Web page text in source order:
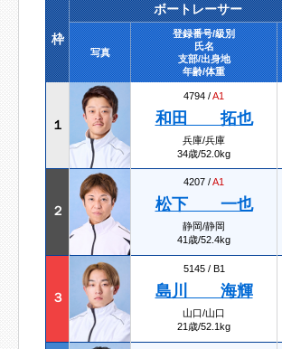
枠
ボートレーサー
写真
登録番号/級別
氏名
支部/出身地
年齢/体重
１
4794 /A1
和田 拓也
兵庫/兵庫
34歳/52.0kg
２
4207 /A1
松下 一也
静岡/静岡
41歳/52.4kg
３
5145 / B1
島川 海輝
山口/山口
21歳/52.1kg